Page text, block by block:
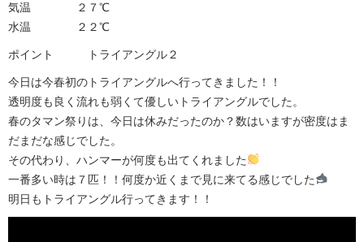
気温 ２７℃
水温 ２２℃
ポイント トライアングル２
今日は今春初のトライアングルへ行ってきました！！
透明度も良く流れも弱くて優しいトライアングルでした。
春のタマン祭りは、今日は休みだったのか？数はいますが密度はま
だまだな感じでした。
その代わり、ハンマーが何度も出てくれました
一番多い時は７匹！！何度か近くまで見に来てる感じでした
明日もトライアングル行ってきます！！